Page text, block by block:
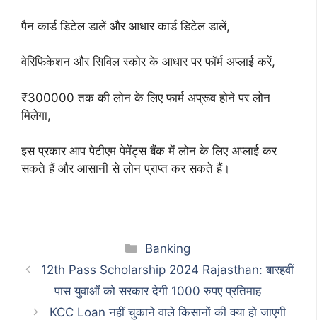
पैन कार्ड डिटेल डालें और आधार कार्ड डिटेल डालें,
वेरिफिकेशन और सिविल स्कोर के आधार पर फॉर्म अप्लाई करें,
₹300000 तक की लोन के लिए फार्म अप्रूव होने पर लोन
मिलेगा,
इस प्रकार आप पेटीएम पेमेंट्स बैंक में लोन के लिए अप्लाई कर
सकते हैं और आसानी से लोन प्राप्त कर सकते हैं।
Categories
Banking
12th Pass Scholarship 2024 Rajasthan: बारहवीं
पास युवाओं को सरकार देगी 1000 रुपए प्रतिमाह
KCC Loan नहीं चुकाने वाले किसानों की क्या हो जाएगी